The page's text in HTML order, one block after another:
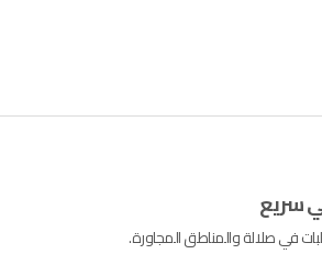
سريع
في صلالة والمناطق المجاورة.